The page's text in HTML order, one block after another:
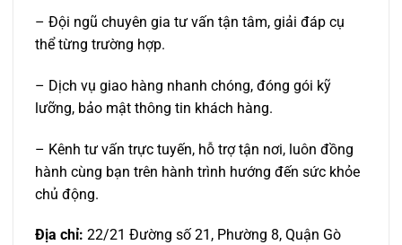
– Đội ngũ chuyên gia tư vấn tận tâm, giải đáp cụ
thể từng trường hợp.
– Dịch vụ giao hàng nhanh chóng, đóng gói kỹ
lưỡng, bảo mật thông tin khách hàng.
– Kênh tư vấn trực tuyến, hỗ trợ tận nơi, luôn đồng
hành cùng bạn trên hành trình hướng đến sức khỏe
chủ động.
Địa chỉ: 22/21 Đường số 21, Phường 8, Quận Gò